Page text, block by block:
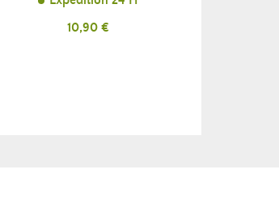
Prix
10,90 €